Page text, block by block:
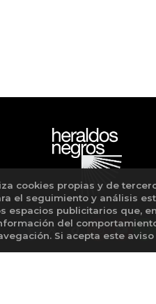
cookies propias y de
el seguimiento y análisis
espacios publicitarios que,
del
Si acepta este